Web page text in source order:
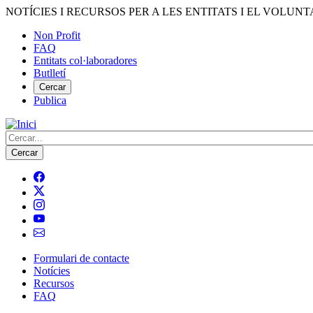
Vés
contingut
NOTÍCIES I RECURSOS PER A LES ENTITATS I EL
Menú
del
compte
d'usuari
Non Profit
FAQ
Entitats col·laboradores
Butlletí
Cercar
Publica
Cerca
Navegació
principal
Formulari de contacte
Notícies
Recursos
FAQ